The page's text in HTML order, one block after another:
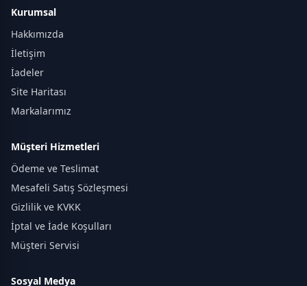
Kurumsal
Hakkımızda
İletişim
İadeler
Site Haritası
Markalarımız
Müşteri Hizmetleri
Ödeme ve Teslimat
Mesafeli Satış Sözleşmesi
Gizlilik ve KVKK
İptal ve İade Koşulları
Müşteri Servisi
Sosyal Medya